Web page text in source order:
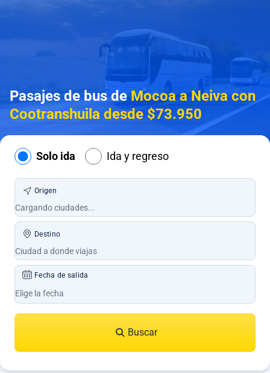
Pasajes de bus deMocoa a Neiva con
Cootranshuila desde $73.950
Solo ida Ida y regreso
Origen
Destino
Fecha de salida
Buscar